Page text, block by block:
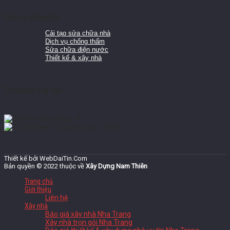
Cải tạo sửa chữa nhà
Dịch vụ chống thấm
Sửa chữa điện nước
Thiết kế & xây nhà
Thiết kế bởi WebDaiTin.Com
Bản quyền © 2022 thuộc về Xây Dựng Nam Thiên
Trang chủ
Giới thiệu
Liên hệ
Xây nhà
Báo giá xây nhà Nha Trang
Xây nhà trọn gói Nha Trang